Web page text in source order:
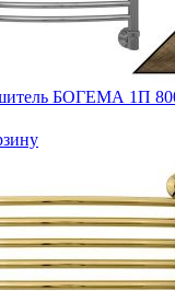
БОГЕМА 1П